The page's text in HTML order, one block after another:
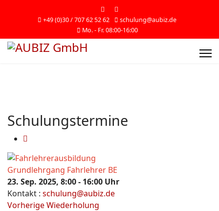
+49 (0)30 / 707 62 52 62
schulung@aubiz.de
Mo. - Fr. 08:00-16:00
Schulungstermine
Grundlehrgang Fahrlehrer BE
23. Sep. 2025, 8:00 - 16:00 Uhr
Kontakt : schulung@aubiz.de
Vorherige Wiederholung